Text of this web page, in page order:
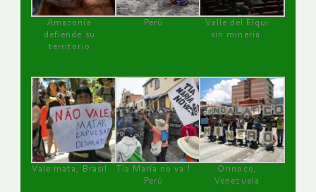
Amazonía
defiende su
territorio
Perú
Valle del Elqui
sin minería.
Vale mata, Brasil
Tía María no va !
Perú
Orinoco,
Venezuela